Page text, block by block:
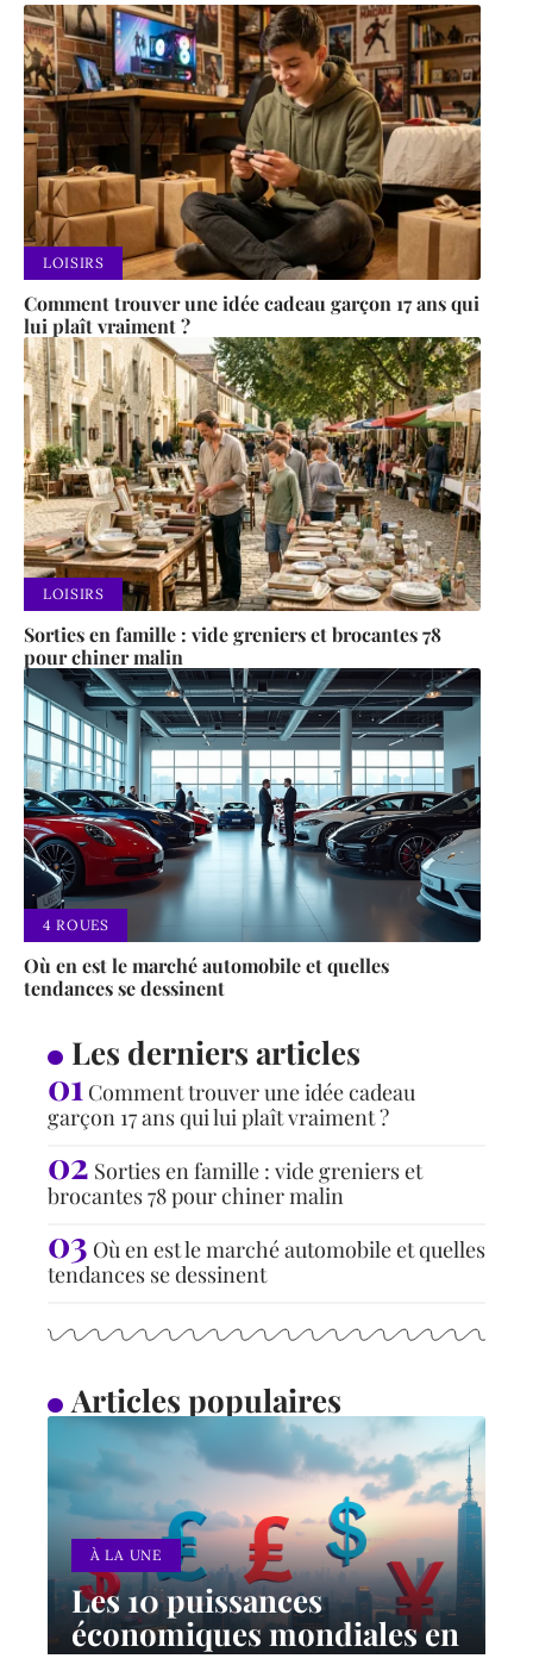
LOISIRS
Comment trouver une idée cadeau garçon 17 ans qui
lui plaît vraiment ?
LOISIRS
Sorties en famille : vide greniers et brocantes 78
pour chiner malin
4 ROUES
Où en est le marché automobile et quelles
tendances se dessinent
Les derniers articles
Comment trouver une idée cadeau
garçon 17 ans qui lui plaît vraiment ?
Sorties en famille : vide greniers et
brocantes 78 pour chiner malin
Où en est le marché automobile et quelles
tendances se dessinent
Articles populaires
À LA UNE
Les 10 puissances
économiques mondiales en